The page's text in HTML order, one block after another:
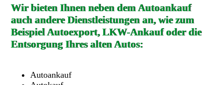
Wir bieten Ihnen neben dem Autoankauf
auch andere Dienstleistungen an, wie zum
Beispiel Autoexport, LKW-Ankauf oder die
Entsorgung Ihres alten Autos:
Autoankauf